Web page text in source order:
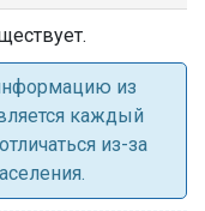
из
каждый
из-за